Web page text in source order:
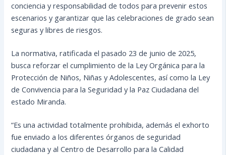
conciencia y responsabilidad de todos para prevenir estos
escenarios y garantizar que las celebraciones de grado sean
seguras y libres de riesgos.
La normativa, ratificada el pasado 23 de junio de 2025,
busca reforzar el cumplimiento de la Ley Orgánica para la
Protección de Niños, Niñas y Adolescentes, así como la Ley
de Convivencia para la Seguridad y la Paz Ciudadana del
estado Miranda.
“Es una actividad totalmente prohibida, además el exhorto
fue enviado a los diferentes órganos de seguridad
ciudadana y al Centro de Desarrollo para la Calidad